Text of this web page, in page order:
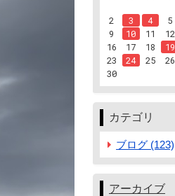
2
3 4 5
9
10 11 12
16
17 18 19
23
24 25 26
30
カテゴリ
ブログ (123)
アーカイブ